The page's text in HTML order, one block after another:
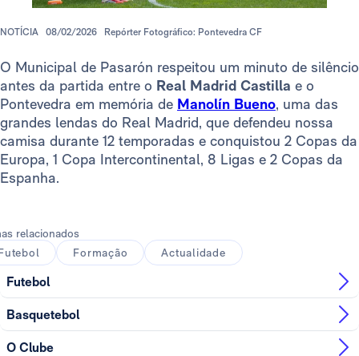
NOTÍCIA 08/02/2026 Repórter Fotográfico: Pontevedra CF
O Municipal de Pasarón respeitou um minuto de silêncio
antes da partida entre o Real Madrid Castilla e o
Pontevedra em memória de Manolín Bueno, uma das
grandes lendas do Real Madrid, que defendeu nossa
camisa durante 12 temporadas e conquistou 2 Copas da
Europa, 1 Copa Intercontinental, 8 Ligas e 2 Copas da
Espanha.
relacionados
Formação Actualidade
Futebol
Basquetebol
O Clube